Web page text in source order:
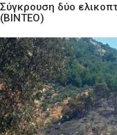
Σύγκρουση δύο
(ΒΙΝΤΕΟ)